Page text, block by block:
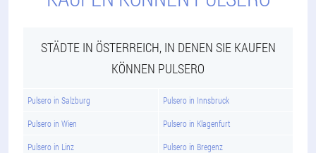
STÄDTE IN ÖSTERREICH, IN DENEN SIE KAUFEN
KÖNNEN PULSERO
Pulsero in Salzburg Pulsero in Innsbruck
Pulsero in Wien Pulsero in Klagenfurt
Pulsero in Linz Pulsero in Bregenz